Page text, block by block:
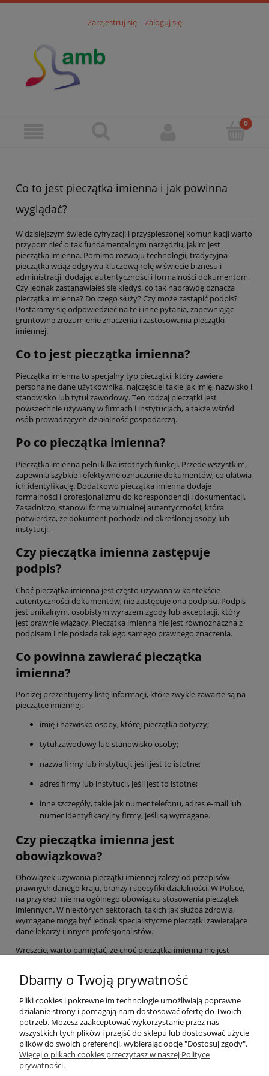
Zarejestruj się Zaloguj się
Co to jest pieczątka imienna i jak powinna
wyglądać?
W dzisiejszym świecie cyfryzacji i przyspieszonej komunikacji warto
przypomnieć o tak fundamentalnym narzędziu, jakim jest
pieczątka imienna. Pomimo rozwoju technologii, tradycyjna
pieczątka wciąż odgrywa kluczową rolę w świecie biznesu i
administracji, dodając autentyczności i formalności dokumentom.
Czy jednak zastanawiałeś się kiedyś, co tak naprawdę oznacza
pieczątka imienna? Do czego służy? Czy może zastąpić podpis?
Postaramy się odpowiedzieć na te i inne pytania, zapewniając
gruntowne zrozumienie znaczenia i zastosowania pieczątki
imiennej.
Co to jest pieczątka imienna?
Pieczątka imienna to specjalny typ pieczątki, który zawiera
personalne dane użytkownika, najczęściej takie jak imię, nazwisko i
stanowisko lub tytuł zawodowy. Ten rodzaj pieczątki jest
powszechnie używany w firmach i instytucjach, a także wśród
osób prowadzących działalność gospodarczą.
Po co pieczątka imienna?
Pieczątka imienna pełni kilka istotnych funkcji. Przede wszystkim,
zapewnia szybkie i efektywne oznaczenie dokumentów, co ułatwia
ich identyfikację. Dodatkowo pieczątka imienna dodaje
formalności i profesjonalizmu do korespondencji i dokumentacji.
Zasadniczo, stanowi formę wizualnej autentyczności, która
potwierdza, że dokument pochodzi od określonej osoby lub
instytucji.
Czy pieczątka imienna zastępuje
podpis?
Choć pieczątka imienna jest często używana w kontekście
autentyczności dokumentów, nie zastępuje ona podpisu. Podpis
jest unikalnym, osobistym wyrazem zgody lub akceptacji, który
jest prawnie wiążący. Pieczątka imienna nie jest równoznaczna z
podpisem i nie posiada takiego samego prawnego znaczenia.
Co powinna zawierać pieczątka
imienna?
Poniżej prezentujemy listę informacji, które zwykle zawarte są na
pieczątce imiennej:
imię i nazwisko osoby, której pieczątka dotyczy;
tytuł zawodowy lub stanowisko osoby;
nazwa firmy lub instytucji, jeśli jest to istotne;
adres firmy lub instytucji, jeśli jest to istotne;
inne szczegóły, takie jak numer telefonu, adres e-mail lub
numer identyfikacyjny firmy, jeśli są wymagane.
Czy pieczątka imienna jest
obowiązkowa?
Obowiązek używania pieczątki imiennej zależy od przepisów
prawnych danego kraju, branży i specyfiki działalności. W Polsce,
na przykład, nie ma ogólnego obowiązku stosowania pieczątek
imiennych. W niektórych sektorach, takich jak służba zdrowia,
wymagane mogą być jednak specjalistyczne pieczątki zawierające
dane lekarzy i innych profesjonalistów.
Wreszcie, warto pamiętać, że choć pieczątka imienna nie jest
dokumentacją.
Pomoc
Moje konto
Dbamy o Twoją prywatność
Pliki cookies i pokrewne im technologie umożliwiają poprawne
działanie strony i pomagają nam dostosować ofertę do Twoich
potrzeb. Możesz zaakceptować wykorzystanie przez nas
wszystkich tych plików i przejść do sklepu lub dostosować użycie
plików do swoich preferencji, wybierając opcję "Dostosuj zgody".
Więcej o plikach cookies przeczytasz w naszej Polityce
prywatności.